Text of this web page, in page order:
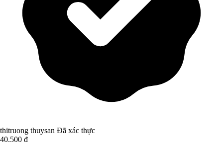
thitruong thuysan Đã xác thực
40.500 đ